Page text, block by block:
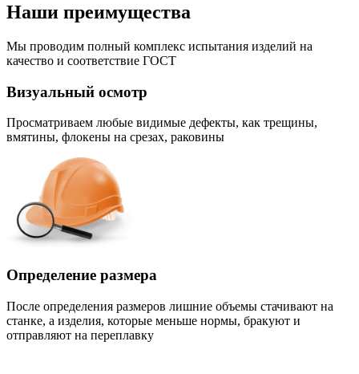
Наши преимущества
Мы проводим полный комплекс испытания изделий на
качество и соответствие ГОСТ
Визуальный осмотр
Просматриваем любые видимые дефекты, как трещины,
вмятины, флокены на срезах, раковины
Определение размера
После определения размеров лишние объемы стачивают на
станке, а изделия, которые меньше нормы, бракуют и
отправляют на переплавку